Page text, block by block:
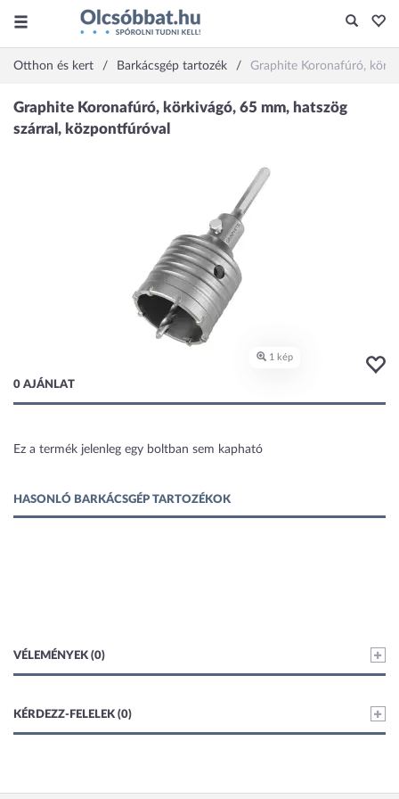
Otthon és kert Barkácsgép tartozék Graphite Koronafúró,
0 AJÁNLAT
Ez a termék jelenleg egy boltban sem kapható
HASONLÓ BARKÁCSGÉP TARTOZÉKOK
VÉLEMÉNYEK (0)
KÉRDEZZ-FELELEK (0)